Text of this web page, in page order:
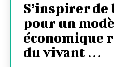
S’inspirer de
pour un
économique
du vivant …